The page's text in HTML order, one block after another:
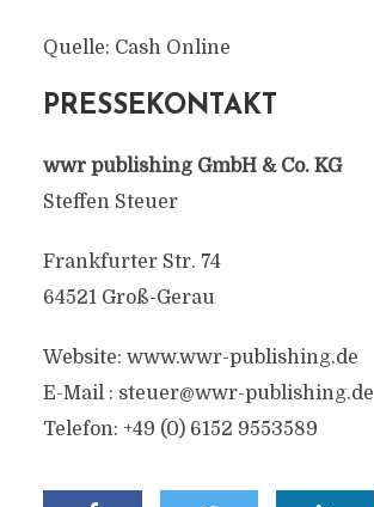
Quelle: Cash Online
PRESSEKONTAKT
wwr publishing GmbH & Co. KG
Steffen Steuer
Frankfurter Str. 74
64521 Groß-Gerau
Website: www.wwr-publishing.de
E-Mail : steuer@wwr-publishing.de
Telefon: +49 (0) 6152 9553589